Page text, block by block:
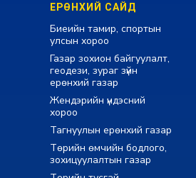
ЕРӨНХИЙ САЙД
Биеийн тамир, спортын
улсын хороо
Газар зохион байгуулалт,
геодези, зураг зүйн
ерөнхий газар
Жендэрийн үндэсний
хороо
Тагнуулын ерөнхий газар
Төрийн өмчийн бодлого,
зохицуулалтын газар